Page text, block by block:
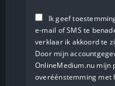
Ik geef
e-mail of SMS te
verklaar ik akkoord te
Door mijn
OnlineMedium.nu mijn
overéénstemming met